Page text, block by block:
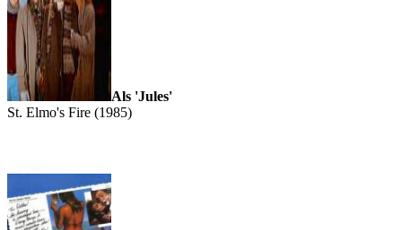
Als 'Jules'
St. Elmo's Fire (1985)